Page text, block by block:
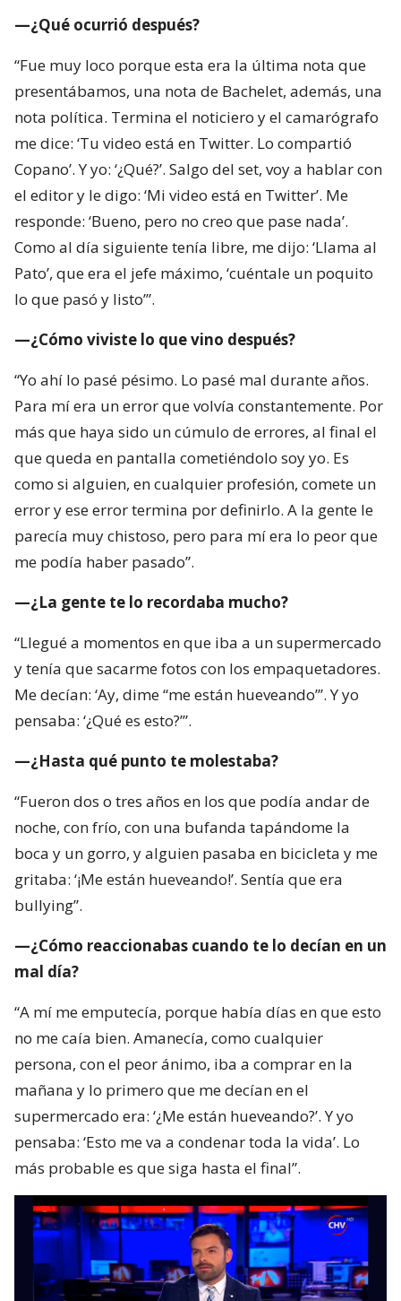
—¿Qué ocurrió después?
“Fue muy loco porque esta era la última nota que
presentábamos, una nota de Bachelet, además, una
nota política. Termina el noticiero y el camarógrafo
me dice: ‘Tu video está en Twitter. Lo compartió
Copano’. Y yo: ‘¿Qué?’. Salgo del set, voy a hablar con
el editor y le digo: ‘Mi video está en Twitter’. Me
responde: ‘Bueno, pero no creo que pase nada’.
Como al día siguiente tenía libre, me dijo: ‘Llama al
Pato’, que era el jefe máximo, ‘cuéntale un poquito
lo que pasó y listo’”.
—¿Cómo viviste lo que vino después?
“Yo ahí lo pasé pésimo. Lo pasé mal durante años.
Para mí era un error que volvía constantemente. Por
más que haya sido un cúmulo de errores, al final el
que queda en pantalla cometiéndolo soy yo. Es
como si alguien, en cualquier profesión, comete un
error y ese error termina por definirlo. A la gente le
parecía muy chistoso, pero para mí era lo peor que
me podía haber pasado”.
—¿La gente te lo recordaba mucho?
“Llegué a momentos en que iba a un supermercado
y tenía que sacarme fotos con los empaquetadores.
Me decían: ‘Ay, dime “me están hueveando”’. Y yo
pensaba: ‘¿Qué es esto?’”.
—¿Hasta qué punto te molestaba?
“Fueron dos o tres años en los que podía andar de
noche, con frío, con una bufanda tapándome la
boca y un gorro, y alguien pasaba en bicicleta y me
gritaba: ‘¡Me están hueveando!’. Sentía que era
bullying”.
—¿Cómo reaccionabas cuando te lo decían en un
mal día?
“A mí me emputecía, porque había días en que esto
no me caía bien. Amanecía, como cualquier
persona, con el peor ánimo, iba a comprar en la
mañana y lo primero que me decían en el
supermercado era: ‘¿Me están hueveando?’. Y yo
pensaba: ‘Esto me va a condenar toda la vida’. Lo
más probable es que siga hasta el final”.